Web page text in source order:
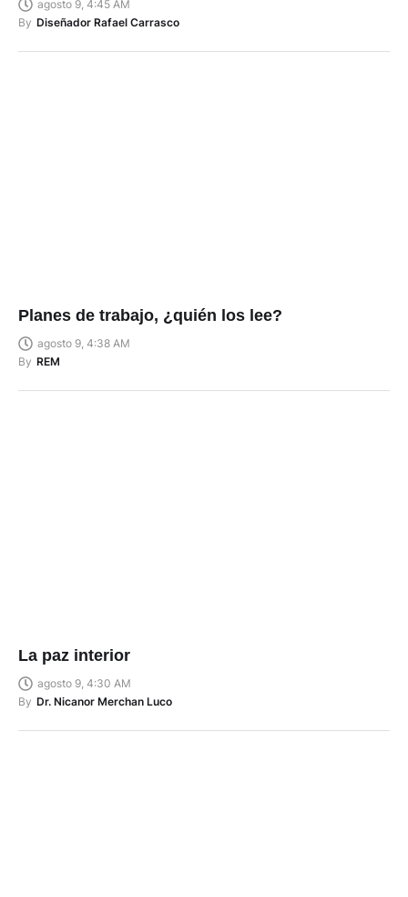
agosto 9, 4:45 AM
By Diseñador Rafael Carrasco
Planes de trabajo, ¿quién los lee?
agosto 9, 4:38 AM
By REM
La paz interior
agosto 9, 4:30 AM
By Dr. Nicanor Merchan Luco